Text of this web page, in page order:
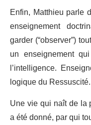
Enfin, Matthieu parle
enseignement
garder (“observer”)
un enseignement
l’intelligence.
logique du Ressuscité.
Une vie qui naît de
a été donné, par qui